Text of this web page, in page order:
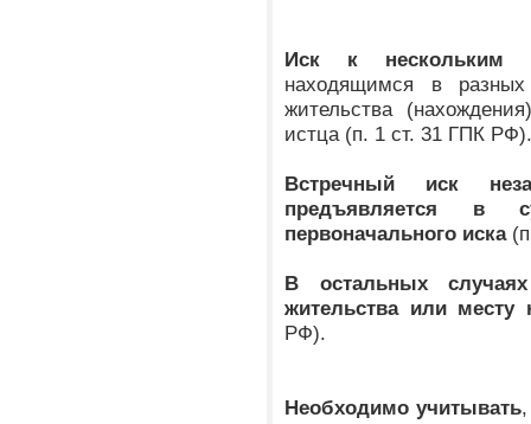
Иск к нескольким
находящимся в
жительства
истца (п. 1 ст. 31 ГПК
Встречный иск
предъявляется в
первоначального иска
В остальных
жительства или месту
РФ).
Необходимо учитывать,